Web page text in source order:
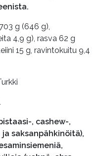
g (646 g),
4,9 g), rasva 62 g
15 g, ravintokuitu 9,4
, cashew-,
saksanpähkinöitä),